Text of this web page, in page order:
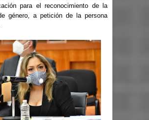
para el reconocimiento de la
género, a petición de la persona